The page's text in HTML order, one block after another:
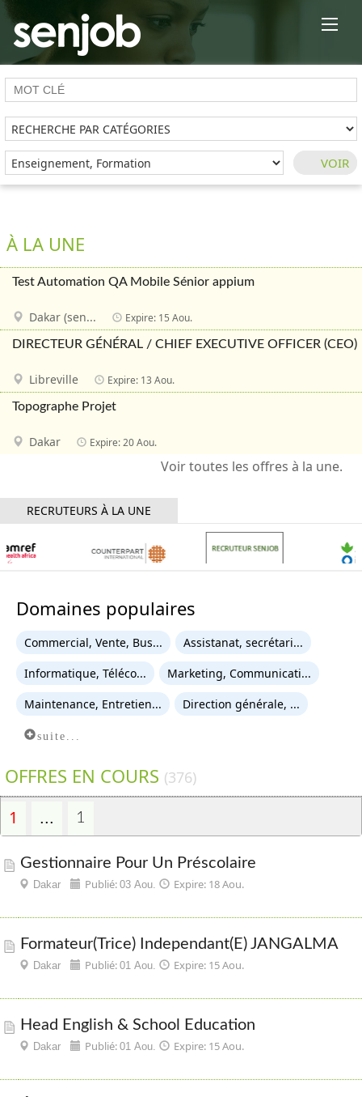
À LA UNE
Test Automation QA Mobile Sénior appium
Dakar (sen... Expire: 15 Aou.
DIRECTEUR GÉNÉRAL / CHIEF EXECUTIVE OFFICER (CEO)
Libreville Expire: 13 Aou.
Topographe Projet
Dakar Expire: 20 Aou.
RECRUTEURS À LA UNE
Domaines populaires
Commercial, Vente, Bus...
Assistanat, secrétari...
Informatique, Téléco...
Marketing, Communicati...
Maintenance, Entretien...
Direction générale, ...
suite...
OFFRES EN COURS (376)
1 ... 1
Gestionnaire Pour Un Préscolaire
Dakar Publié: 03 Aou. Expire: 18 Aou.
Formateur(trice) Independant(e) JANGALMA
Dakar Publié: 01 Aou. Expire: 15 Aou.
Head English & School Education
Dakar Publié: 01 Aou. Expire: 15 Aou.
×